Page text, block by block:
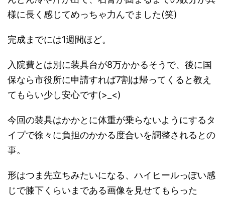
様に長く感じてめっちゃ力んでました(笑)
完成までには1週間ほど。
入院費とは別に装具台が8万かかるそうで、後に国
保なら市役所に申請すれば7割は帰ってくると教え
てもらい少し安心です(>_<)
今回の装具はかかとに体重が乗らないようにするタ
イプで徐々に負担のかかる度合いを調整されるとの
事。
形はつま先立ちみたいになる、ハイヒールっぽい感
じで膝下くらいまである画像を見せてもらった